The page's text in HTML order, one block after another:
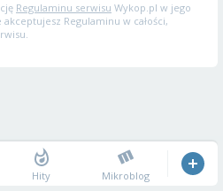
Regulaminu serwisu Wykop.pl w jego
Regulaminu w całości,
Hity Mikroblog